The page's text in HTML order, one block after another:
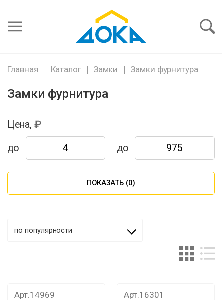
пароль
Главная Каталог Замки Замки фурнитура
Замки фурнитура
Цена,
до до
ПОКАЗАТЬ (0)
по популярности
Арт.14969 Арт.16301